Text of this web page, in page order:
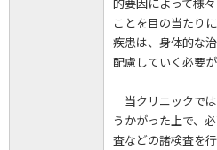
的要因によって様
ことを目の当たり
疾患は、身体的な
配慮していく必要が
当クリニックで
うかがった上で、
査などの諸検査を